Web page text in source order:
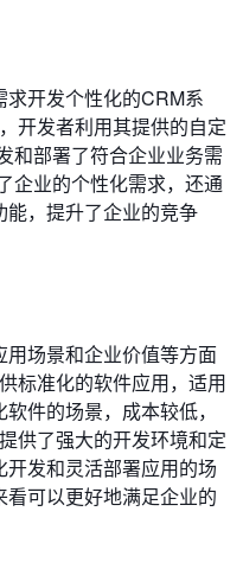
开发个性化的CRM系
开发者利用其提供的自定
和部署了符合企业业务需
企业的个性化需求，还通
，提升了企业的竞争
场景和企业价值等方面
标准化的软件应用，适用
件的场景，成本较低，
供了强大的开发环境和定
发和灵活部署应用的场
可以更好地满足企业的